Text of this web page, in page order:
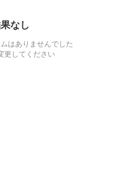
なし
はありませんでした
更してください